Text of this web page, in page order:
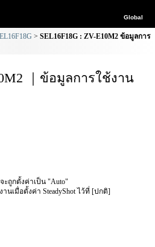
Global
SEL16F18G : ZV-E10M2 ข้อมูลการ
｜ข้อมูลการใช้งาน
จะถูกตั้งค่าเป็น "Auto"
านเมื่อตั้งค่า SteadyShot ไว้ที่ [ปกติ]